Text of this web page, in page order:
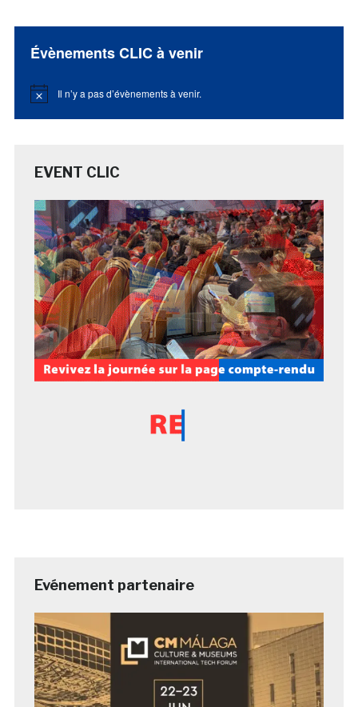
Évènements CLIC à venir
Notice Il n’y a pas d’évènements à venir.
EVENT CLIC
Evénement partenaire